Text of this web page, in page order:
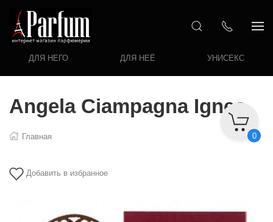
ДЛЯ НЕГО ДЛЯ НЕЁ УНИСЕКС
0
Angela Ciampagna Ignes
Главная
Добавить в избранное